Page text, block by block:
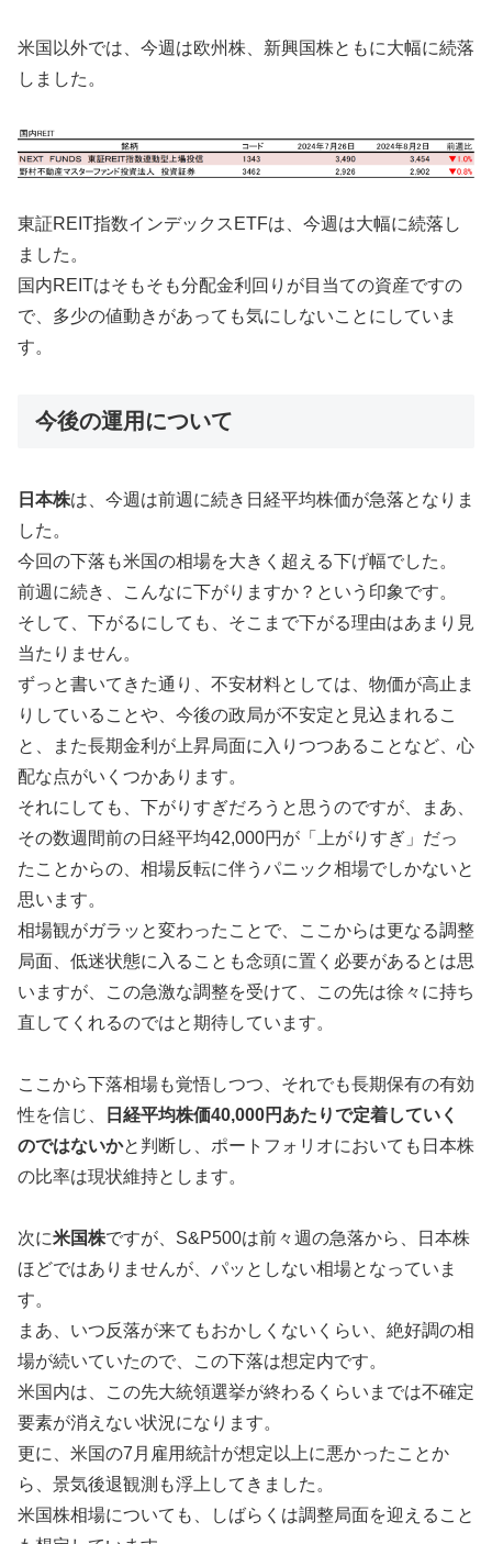
米国以外では、今週は欧州株、新興国株ともに大幅に続落
しました。
東証REIT指数インデックスETFは、今週は大幅に続落し
ました。
国内REITはそもそも分配金利回りが目当ての資産ですの
で、多少の値動きがあっても気にしないことにしていま
す。
今後の運用について
日本株は、今週は前週に続き日経平均株価が急落となりま
した。
今回の下落も米国の相場を大きく超える下げ幅でした。
前週に続き、こんなに下がりますか？という印象です。
そして、下がるにしても、そこまで下がる理由はあまり見
当たりません。
ずっと書いてきた通り、不安材料としては、物価が高止ま
りしていることや、今後の政局が不安定と見込まれるこ
と、また長期金利が上昇局面に入りつつあることなど、心
配な点がいくつかあります。
それにしても、下がりすぎだろうと思うのですが、まあ、
その数週間前の日経平均42,000円が「上がりすぎ」だっ
たことからの、相場反転に伴うパニック相場でしかないと
思います。
相場観がガラッと変わったことで、ここからは更なる調整
局面、低迷状態に入ることも念頭に置く必要があるとは思
いますが、この急激な調整を受けて、この先は徐々に持ち
直してくれるのではと期待しています。
ここから下落相場も覚悟しつつ、それでも長期保有の有効
性を信じ、
日経平均株価40,000円あたりで定着していく
のではないかと判断し、ポートフォリオにおいても日本株
の比率は現状維持とします。
次に米国株ですが、S&P500は前々週の急落から、日本株
ほどではありませんが、パッとしない相場となっていま
す。
まあ、いつ反落が来てもおかしくないくらい、絶好調の相
場が続いていたので、この下落は想定内です。
米国内は、この先大統領選挙が終わるくらいまでは不確定
要素が消えない状況になります。
更に、米国の7月雇用統計が想定以上に悪かったことか
ら、景気後退観測も浮上してきました。
米国株相場についても、しばらくは調整局面を迎えること